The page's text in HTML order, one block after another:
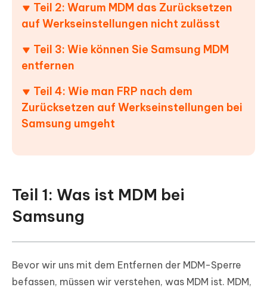
Teil 2: Warum MDM das Zurücksetzen
auf Werkseinstellungen nicht zulässt
Teil 3: Wie können Sie Samsung MDM
entfernen
Teil 4: Wie man FRP nach dem
Zurücksetzen auf Werkseinstellungen bei
Samsung umgeht
Teil 1: Was ist MDM bei
Samsung
Bevor wir uns mit dem Entfernen der MDM-Sperre
befassen, müssen wir verstehen, was MDM ist. MDM,